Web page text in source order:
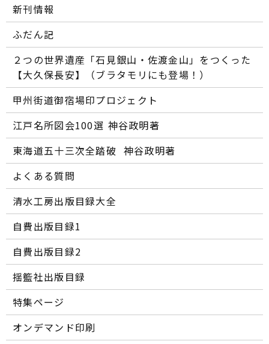
新刊情報
ふだん記
２つの世界遺産「石見銀山・佐渡金山」をつくった
【大久保長安】（ブラタモリにも登場！）
甲州街道御宿場印プロジェクト
江戸名所図会100選―― 神谷政明著
東海道五十三次全踏破 ―― 神谷政明著
よくある質問
清水工房出版目録大全
自費出版目録1
自費出版目録2
揺籃社出版目録
特集ページ
オンデマンド印刷